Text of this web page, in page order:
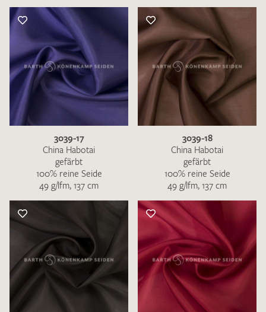
3039-17
China Habotai
gefärbt
100% reine Seide
49 g/lfm, 137 cm
3039-18
China Habotai
gefärbt
100% reine Seide
49 g/lfm, 137 cm